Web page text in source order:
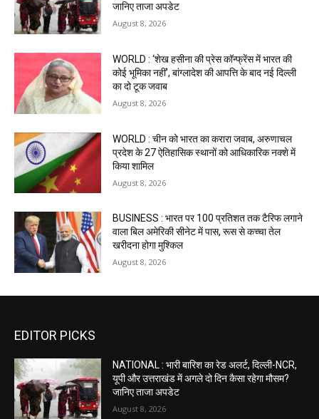
जानिए ताजा अपडेट
August 8, 2026
WORLD : ‘शेख हसीना की प्रेस कॉन्फ्रेंस में भारत की
कोई भूमिका नहीं’, बांग्लादेश की आपत्ति के बाद नई दिल्ली
का दो टूक जवाब
August 8, 2026
WORLD : चीन को भारत का करारा जवाब, अरुणाचल
प्रदेश के 27 ऐतिहासिक स्थानों को आधिकारिक नक्शे में
किया शामिल
August 8, 2026
BUSINESS : भारत पर 100 प्रतिशत तक टैरिफ लगाने
वाला बिल अमेरिकी सीनेट में पास, रूस से कच्चा तेल
खरीदना होगा मुश्किल
August 8, 2026
EDITOR PICKS
NATIONAL : भारी बारिश का रेड अलर्ट, दिल्ली-NCR,
यूपी और उत्तराखंड में अगले दो दिन कैसा रहेगा मौसम?
जानिए ताजा अपडेट
August 8, 2026